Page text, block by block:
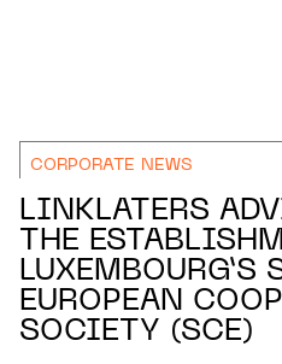
CORPORATE NEWS
LINKLATERS
THE
LUXEMBOURG’S
EUROPEAN
SOCIETY (SCE)